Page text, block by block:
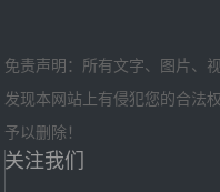
免责声明：所有文字、图片、
发现本网站上有侵犯您的合法
予以删除！
关注我们